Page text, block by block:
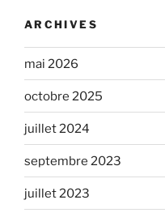
ARCHIVES
mai 2026
octobre 2025
juillet 2024
septembre 2023
juillet 2023